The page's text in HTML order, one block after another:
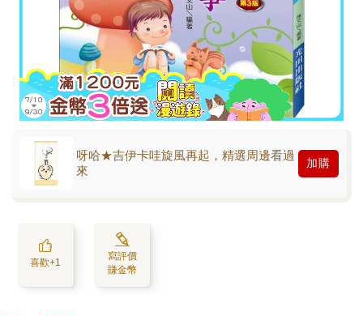
呀哈★吉伊卡哇旋風再起，精選周邊看過
來
加購
喜歡+1
寫評價
賺金幣